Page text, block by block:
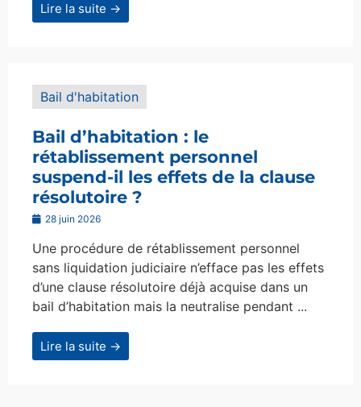
Lire la suite →
Bail d'habitation
Bail d’habitation : le
rétablissement personnel
suspend-il les effets de la clause
résolutoire ?
28 juin 2026
Une procédure de rétablissement personnel
sans liquidation judiciaire n’efface pas les effets
d’une clause résolutoire déjà acquise dans un
bail d’habitation mais la neutralise pendant ...
Lire la suite →